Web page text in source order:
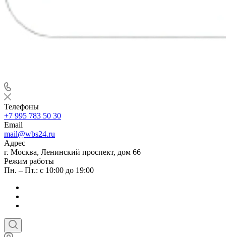
Телефоны
+7 995 783 50 30
Email
mail@wbs24.ru
Адрес
г. Москва, Ленинский проспект, дом 66
Режим работы
Пн. – Пт.: с 10:00 до 19:00